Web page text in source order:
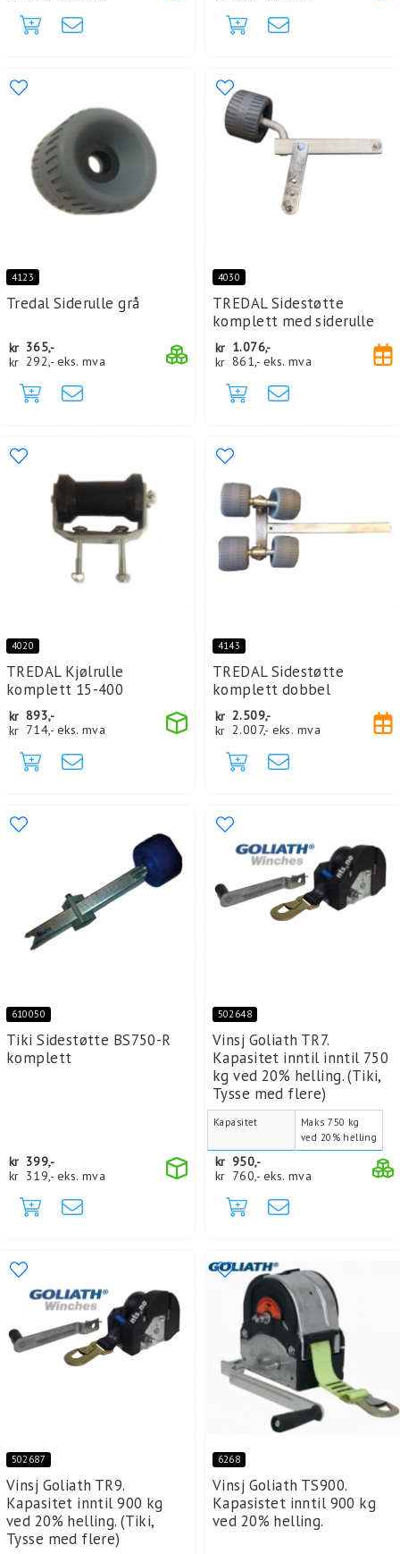
4123
Tredal Siderulle grå
kr 365,-
kr 292,- eks. mva
4030
TREDAL Sidestøtte
komplett med siderulle
kr 1.076,-
kr 861,- eks. mva
4020
TREDAL Kjølrulle
komplett 15-400
kr 893,-
kr 714,- eks. mva
4143
TREDAL Sidestøtte
komplett dobbel
kr 2.509,-
kr 2.007,- eks. mva
610050
Tiki Sidestøtte BS750-R
komplett
kr 399,-
kr 319,- eks. mva
502648
Vinsj Goliath TR7.
Kapasitet inntil inntil 750
kg ved 20% helling. (Tiki,
Tysse med flere)
Kapasitet
Maks 750 kg
ved 20% helling
kr 950,-
kr 760,- eks. mva
502687
Vinsj Goliath TR9.
Kapasitet inntil 900 kg
ved 20% helling. (Tiki,
Tysse med flere)
6268
Vinsj Goliath TS900.
Kapasistet inntil 900 kg
ved 20% helling.